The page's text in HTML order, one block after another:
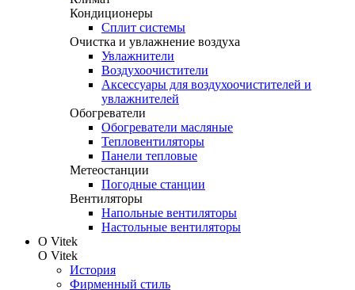
Кондиционеры
Сплит системы
Очистка и увлажнение воздуха
Увлажнители
Воздухоочистители
Аксессуары для воздухоочистителей и
увлажнителей
Обогреватели
Обогреватели масляные
Тепловентиляторы
Панели тепловые
Метеостанции
Погодные станции
Вентиляторы
Напольные вентиляторы
Настольные вентиляторы
О Vitek
О Vitek
История
Фирменный стиль